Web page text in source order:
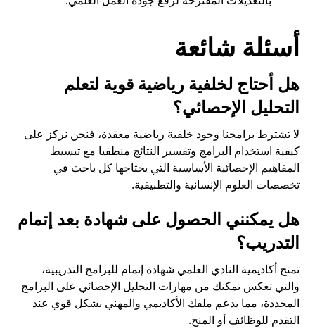
أسئلة شائعة
هل أحتاج لخلفية رياضية قوية لتعلم
التحليل الإحصائي؟
لا تشترط برامجنا وجود خلفية رياضية معقدة، فنحن نركز على
كيفية استخدام البرامج وتفسير النتائج منطقيا مع تبسيط
المفاهيم الإحصائية الأساسية التي يحتاجها كل باحث في
تخصصات العلوم الإنسانية والتطبيقية.
هل يمكنني الحصول على شهادة بعد إتمام
التدريب؟
تمنح أكاديمية النادي العلمي شهادة إتمام للبرامج التدريبية،
والتي تعكس تمكنك من مهارات التحليل الإحصائي على البرامج
المحددة، مما يدعم ملفك الأكاديمي والمهني بشكل قوي عند
التقدم للوظائف أو المنح.